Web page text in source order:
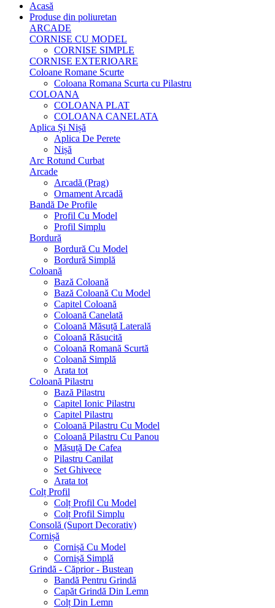
Acasă
Produse din poliuretan
ARCADE
CORNISE CU MODEL
CORNISE SIMPLE
CORNISE EXTERIOARE
Coloane Romane Scurte
Coloana Romana Scurta cu Pilastru
COLOANA
COLOANA PLAT
COLOANA CANELATA
Aplica Și Nișă
Aplica De Perete
Nișă
Arc Rotund Curbat
Arcade
Arcadă (Prag)
Ornament Arcadă
Bandă De Profile
Profil Cu Model
Profil Simplu
Bordură
Bordură Cu Model
Bordură Simplă
Coloană
Bază Coloană
Bază Coloană Cu Model
Capitel Coloană
Coloană Canelată
Coloană Măsuță Laterală
Coloană Răsucită
Coloană Romană Scurtă
Coloană Simplă
Arata tot
Coloană Pilastru
Bază Pilastru
Capitel Ionic Pilastru
Capitel Pilastru
Coloană Pilastru Cu Model
Coloană Pilastru Cu Panou
Măsuță De Cafea
Pilastru Canilat
Set Ghivece
Arata tot
Colț Profil
Colț Profil Cu Model
Colț Profil Simplu
Consolă (Suport Decorativ)
Cornișă
Cornișă Cu Model
Cornișă Simplă
Grindă - Căprior - Bustean
Bandă Pentru Grindă
Capăt Grindă Din Lemn
Colț Din Lemn